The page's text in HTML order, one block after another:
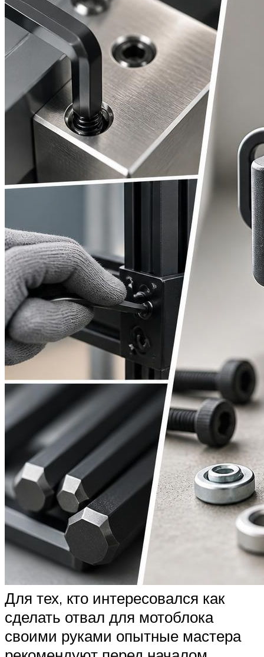
Для тех, кто интересовался как
сделать отвал для мотоблока
своими руками опытные мастера